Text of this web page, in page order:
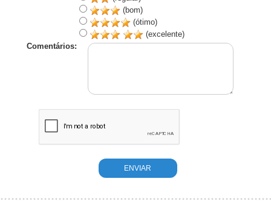
(bom)
(ótimo)
(excelente)
Comentários: